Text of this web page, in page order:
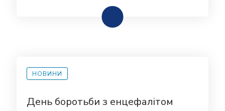
НОВИНИ
День боротьби з енцефалітом